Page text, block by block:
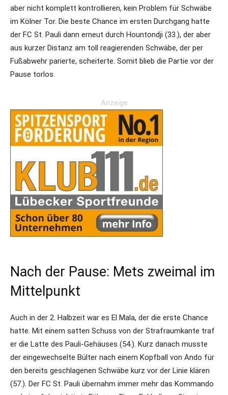
aber nicht komplett kontrollieren, kein Problem für Schwäbe
im Kölner Tor. Die beste Chance im ersten Durchgang hatte
der FC St. Pauli dann erneut durch Hountondji (33.), der aber
aus kurzer Distanz am toll reagierenden Schwäbe, der per
Fußabwehr parierte, scheiterte. Somit blieb die Partie vor der
Pause torlos.
Anzeige
Nach der Pause: Mets zweimal im
Mittelpunkt
Auch in der 2. Halbzeit war es El Mala, der die erste Chance
hatte. Mit einem satten Schuss von der Strafraumkante traf
er die Latte des Pauli-Gehäuses (54.). Kurz danach musste
der eingewechselte Bülter nach einem Kopfball von Ando für
den bereits geschlagenen Schwäbe kurz vor der Linie klären
(57.). Der FC St. Pauli übernahm immer mehr das Kommando